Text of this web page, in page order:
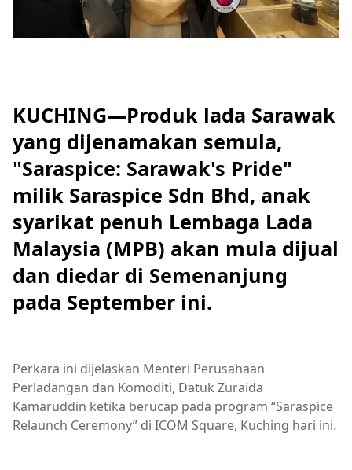
KUCHING—Produk lada Sarawak
yang dijenamakan semula,
"Saraspice: Sarawak's Pride"
milik Saraspice Sdn Bhd, anak
syarikat penuh Lembaga Lada
Malaysia (MPB) akan mula dijual
dan diedar di Semenanjung
pada September ini.
Perkara ini dijelaskan Menteri Perusahaan
Perladangan dan Komoditi, Datuk Zuraida
Kamaruddin ketika berucap pada program “Saraspice
Relaunch Ceremony” di ICOM Square, Kuching hari ini.